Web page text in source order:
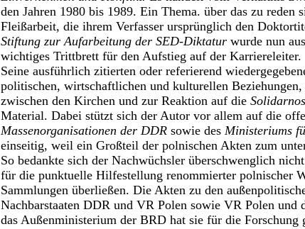
den Jahren 1980 bis 1989. Ein Thema. über das zu
Fleißarbeit, die ihrem Verfasser ursprünglich den
Stiftung zur Aufarbeitung der SED-Diktatur wurde nun
wichtiges Trittbrett für den Aufstieg auf der Karriereleiter.
Seine ausführlich zitierten oder referierend
politischen, wirtschaftlichen und kulturellen
zwischen den Kirchen und zur Reaktion auf die
Material. Dabei stützt sich der Autor vor allem auf die
Massenorganisationen der DDR sowie des Ministeriums
einseitig, weil ein Großteil der polnischen Akten zum
So bedankte sich der Nachwüchsler überschwenglich
für die punktuelle Hilfestellung renommierter polnischer
Sammlungen überließen. Die Akten zu den
Nachbarstaaten DDR und VR Polen sowie VR Polen
das Außenministerium der BRD hat sie für die Forschung